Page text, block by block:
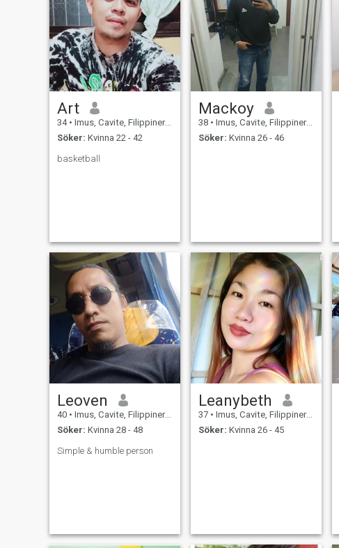
Art
34 • Imus, Cavite, Filippinerna
Söker: Kvinna 22 - 42
basketball
Mackoy
38 • Imus, Cavite, Filippinerna
Söker: Kvinna 26 - 46
Leoven
40 • Imus, Cavite, Filippinerna
Söker: Kvinna 28 - 48
Simple & humble person
Leanybeth
37 • Imus, Cavite, Filippinerna
Söker: Kvinna 26 - 45